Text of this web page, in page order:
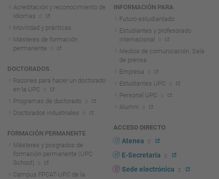
Acreditación y reconocimiento de
idiomas
Movilidad y prácticas
Másteres de formación
permanente
DOCTORADOS
Razones para hacer un doctorado
en la UPC
Programas de doctorado
Doctorados industriales
FORMACIÓN PERMANENTE
Másteres y posgrados de
formación permanente (UPC
School)
Campus FPCAT-UPC de la
INFORMACIÓN PARA
Futuro estudiantado
Estudiantes y profesorado
internacional
Medios de comunicación. Sala
de prensa
Empresa
Estudiantes UPC
Personal UPC
Alumni
ACCESO DIRECTO
Atenea
E-Secretaria
Sede electrónica